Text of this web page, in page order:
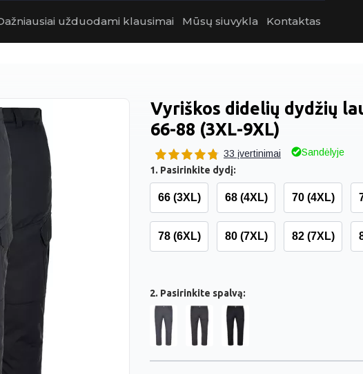
užduodami klausimai Mūsų siuvykla Kontaktas
Vyriškos didelių dydžių
66-88 (3XL-9XL)
33 įvertinimai
Sandėlyje
1. Pasirinkite dydį:
66 (3XL) 68 (4XL) 70 (4XL)
78 (6XL) 80 (7XL) 82 (7XL)
2. Pasirinkite spalvą: